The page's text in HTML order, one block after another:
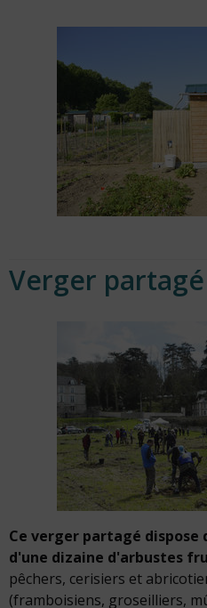
Verger partagé
Ce verger partagé
d'une dizaine d'arbustes
pêchers, cerisiers et
(framboisiens, groseilliers,